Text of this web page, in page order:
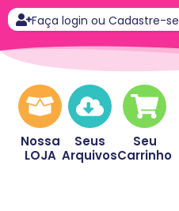
Faça login ou Cadastre-se
Nossa
LOJA
Seus
Arquivos
Seu
Carrinho